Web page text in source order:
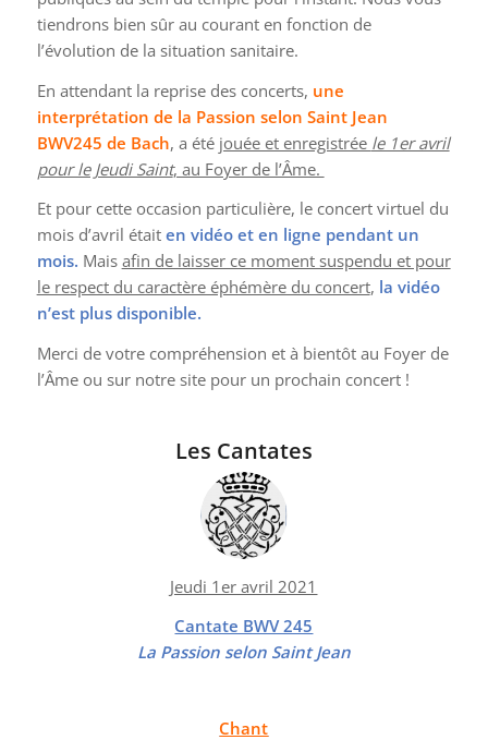
tiendrons bien sûr au courant en fonction de
l’évolution de la situation sanitaire.
En attendant la reprise des concerts, une
interprétation de la Passion selon Saint Jean
BWV245 de Bach, a été jouée et enregistrée le 1er avril
pour le Jeudi Saint, au Foyer de l’Âme.
Et pour cette occasion particulière, le concert virtuel du
mois d’avril était en vidéo et en ligne pendant un
mois. Mais afin de laisser ce moment suspendu et pour
le respect du caractère éphémère du concert, la vidéo
n’est plus disponible.
Merci de votre compréhension et à bientôt au Foyer de
l’Âme ou sur notre site pour un prochain concert !
Les Cantates
Jeudi 1er avril 2021
Cantate BWV 245
La Passion selon Saint Jean
Chant